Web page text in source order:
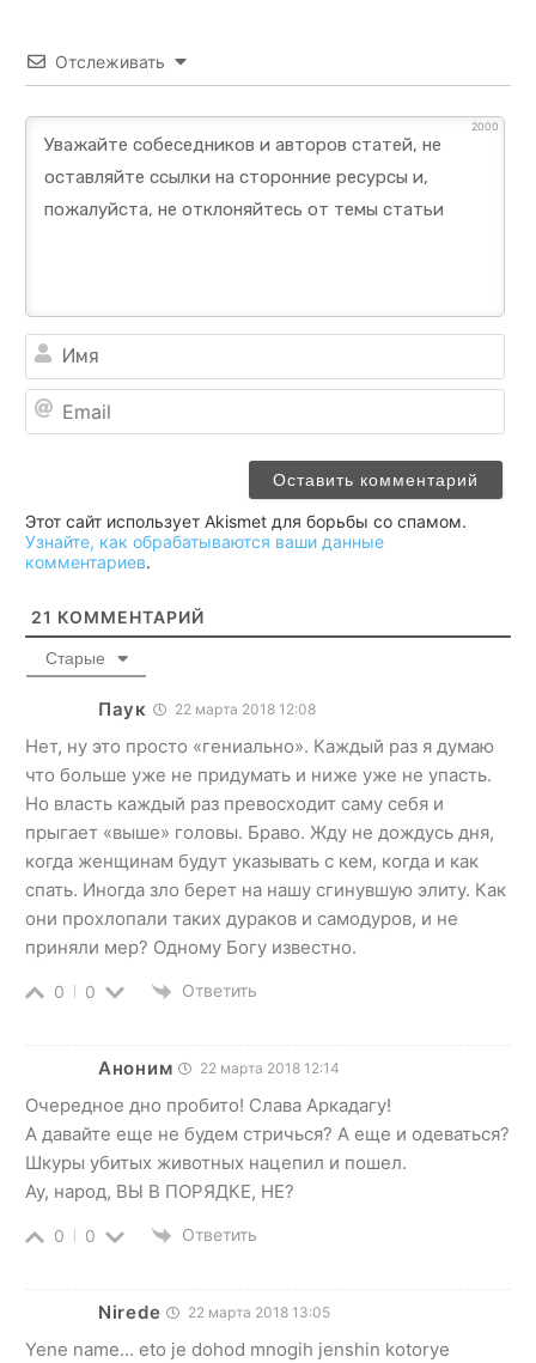
Отслеживать
2000
Этот сайт использует Akismet для борьбы со спамом.
Узнайте, как обрабатываются ваши данные
комментариев.
21 КОММЕНТАРИЙ
Старые
Паук 22 марта 2018 12:08
Нет, ну это просто «гениально». Каждый раз я думаю
что больше уже не придумать и ниже уже не упасть.
Но власть каждый раз превосходит саму себя и
прыгает «выше» головы. Браво. Жду не дождусь дня,
когда женщинам будут указывать с кем, когда и как
спать. Иногда зло берет на нашу сгинувшую элиту. Как
они прохлопали таких дураков и самодуров, и не
приняли мер? Одному Богу известно.
0 0 Ответить
Аноним 22 марта 2018 12:14
Очередное дно пробито! Слава Аркадагу!
А давайте еще не будем стричься? А еще и одеваться?
Шкуры убитых животных нацепил и пошел.
Ау, народ, ВЫ В ПОРЯДКЕ, НЕ?
0 0 Ответить
Nirede 22 марта 2018 13:05
Yene name… eto je dohod mnogih jenshin kotorye